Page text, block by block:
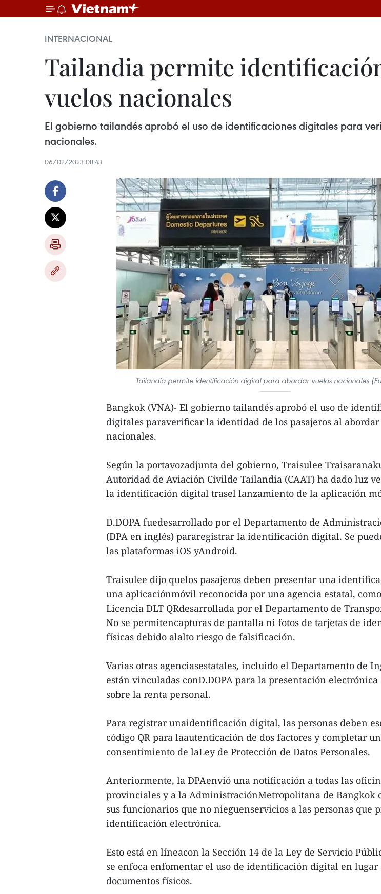
INTERNACIONAL
Tailandia permite
vuelos nacionales
El gobierno tailandés aprobó el uso de identificaciones digitales para
nacionales.
06/02/2023 08:43
Tailandia permite identificación digital para abordar vuelos nacionales
Bangkok (VNA)- El gobierno tailandés aprobó el uso de
digitales paraverificar la identidad de los pasajeros al
nacionales.
Según la portavozadjunta del gobierno, Traisulee
Autoridad de Aviación Civilde Tailandia (CAAT) ha dado luz
la identificación digital trasel lanzamiento de la aplicación
D.DOPA fuedesarrollado por el Departamento de
(DPA en inglés) pararegistrar la identificación digital. Se
las plataformas iOS yAndroid.
Traisulee dijo quelos pasajeros deben presentar una
una aplicaciónmóvil reconocida por una agencia estatal,
Licencia DLT QRdesarrollada por el Departamento de
No se permitencapturas de pantalla ni fotos de tarjetas de
físicas debido alalto riesgo de falsificación.
Varias otras agenciasestatales, incluido el Departamento de
están vinculadas conD.DOPA para la presentación
sobre la renta personal.
Para registrar unaidentificación digital, las personas deben
código QR para laautenticación de dos factores y completar
consentimiento de laLey de Protección de Datos Personales.
Anteriormente, la DPAenvió una notificación a todas las
provinciales y a la AdministraciónMetropolitana de Bangkok
sus funcionarios que no nieguenservicios a las personas que
identificación electrónica.
Esto está en líneacon la Sección 14 de la Ley de Servicio
se enfoca enfomentar el uso de identificación digital en lugar
documentos físicos.